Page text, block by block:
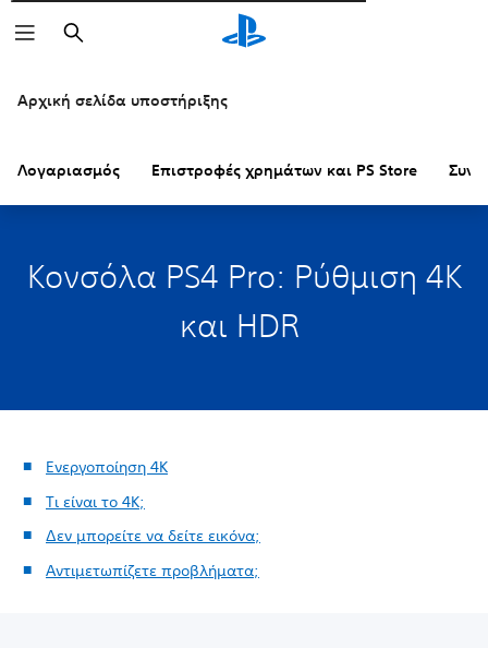
Αναζήτηση
Αρχική σελίδα υποστήριξης
Λογαριασμός Επιστροφές χρημάτων και PS Store
Κονσόλα PS4 Pro: Ρύθμιση 4K
και HDR
Ενεργοποίηση 4Κ
Τι είναι το 4K;
Δεν μπορείτε να δείτε εικόνα;
Αντιμετωπίζετε προβλήματα;